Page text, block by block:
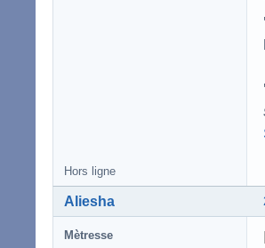
Hors ligne
Aliesha
Mètresse